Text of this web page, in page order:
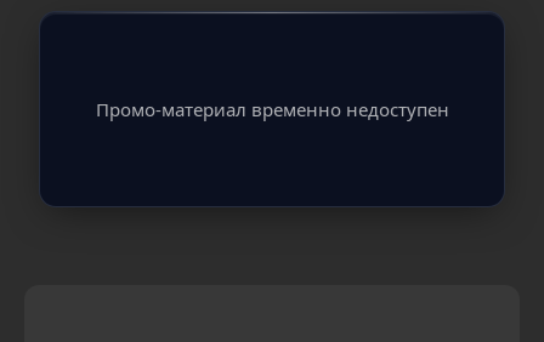
Промо-материал временно недоступен